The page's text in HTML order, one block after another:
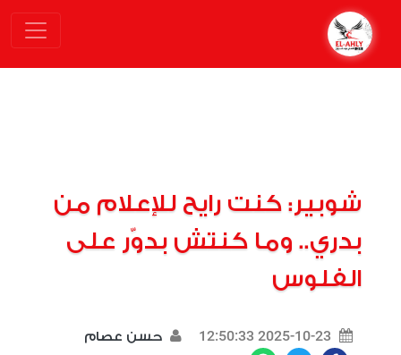
شوبير: كنت رايح للإعلام من
بدري.. وما كنتش بدوّر على
الفلوس
2025-10-23 12:50:33 حسن عصام